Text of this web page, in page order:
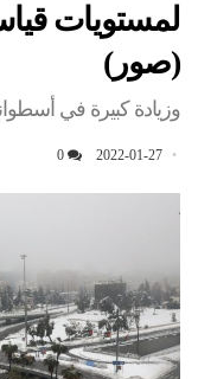
لمستويات
(صور)
وزيادة كبيرة في
2022-01-27
0